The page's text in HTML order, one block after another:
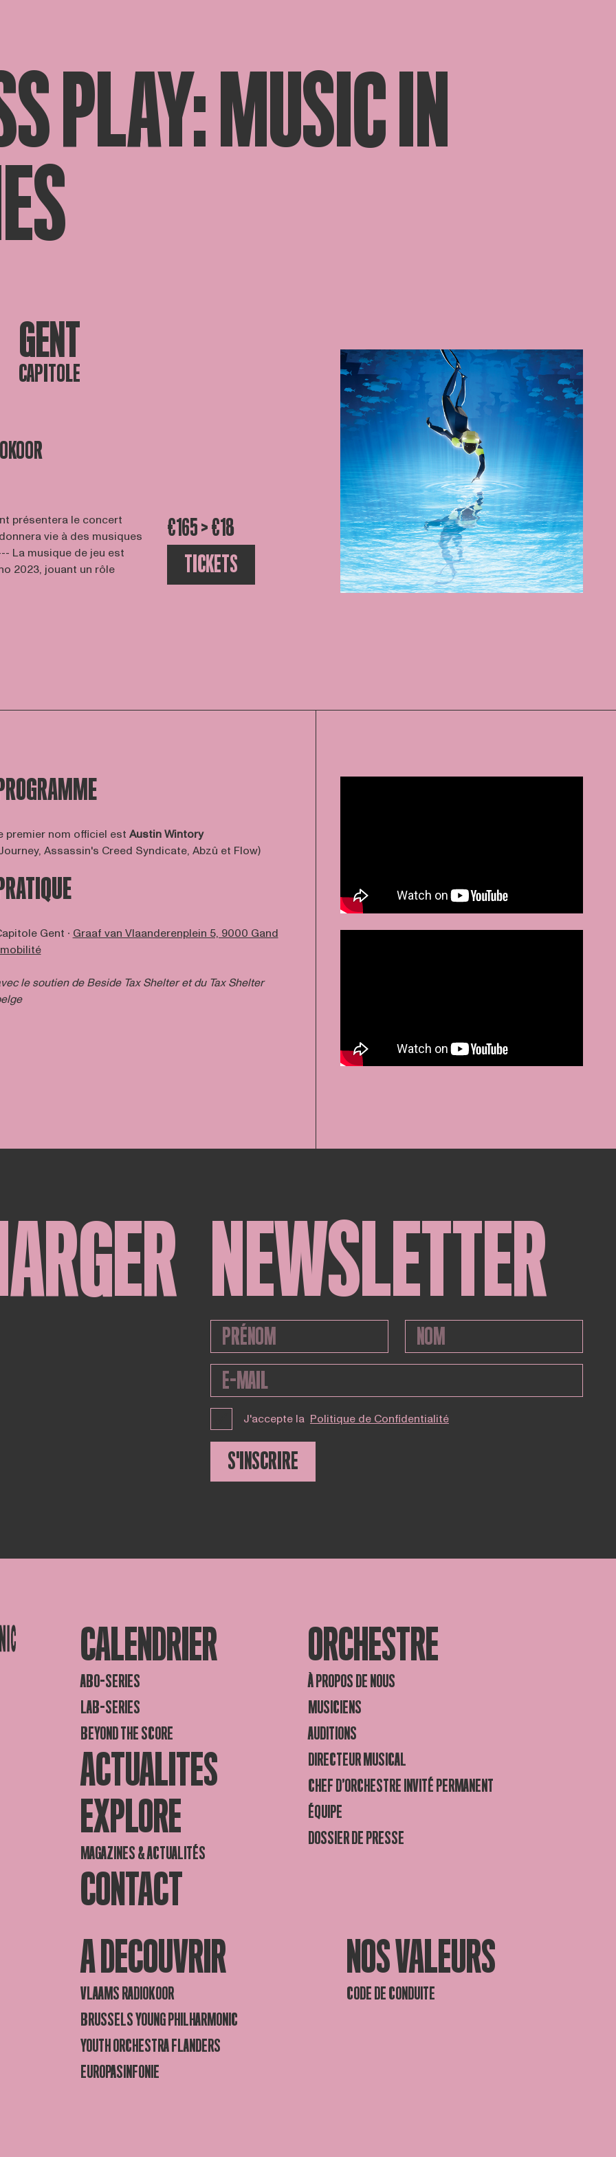
PLAY: MUSIC IN
GENT
CAPITOLE
présentera le concert
vie à des musiques
La musique de jeu est
2023, jouant un rôle
€165 > €18
TICKETS
PROGRAMME
premier nom officiel est Austin Wintory
Assassin's Creed Syndicate, Abzû et Flow)
PRATIQUE
Gent ∙ Graaf van Vlaanderenplein 5, 9000 Gand
mobilité
le soutien de Beside Tax Shelter et du Tax Shelter
NEWSLETTER
J'accepte la Politique de Confidentialité
S'INSCRIRE
CALENDRIER
ABO-SERIES
LAB-SERIES
BEYOND THE SCORE
ACTUALITES
EXPLORE
MAGAZINES & ACTUALITÉS
CONTACT
ORCHESTRE
À PROPOS DE NOUS
MUSICIENS
AUDITIONS
DIRECTEUR MUSICAL
CHEF D’ORCHESTRE INVITÉ PERMANENT
ÉQUIPE
DOSSIER DE PRESSE
A DECOUVRIR
VLAAMS RADIOKOOR
BRUSSELS YOUNG PHILHARMONIC
YOUTH ORCHESTRA FLANDERS
EUROPASINFONIE
NOS VALEURS
CODE DE CONDUITE